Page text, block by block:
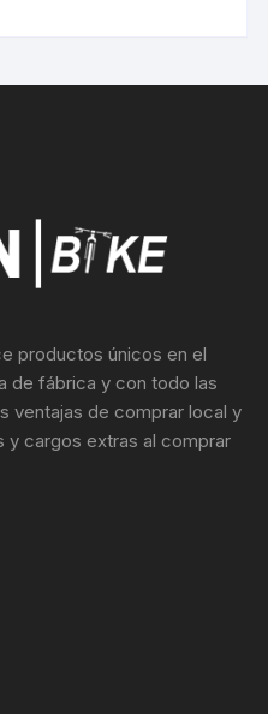
productos únicos en el
de fábrica y con todo las
ventajas de comprar local y
y cargos extras al comprar